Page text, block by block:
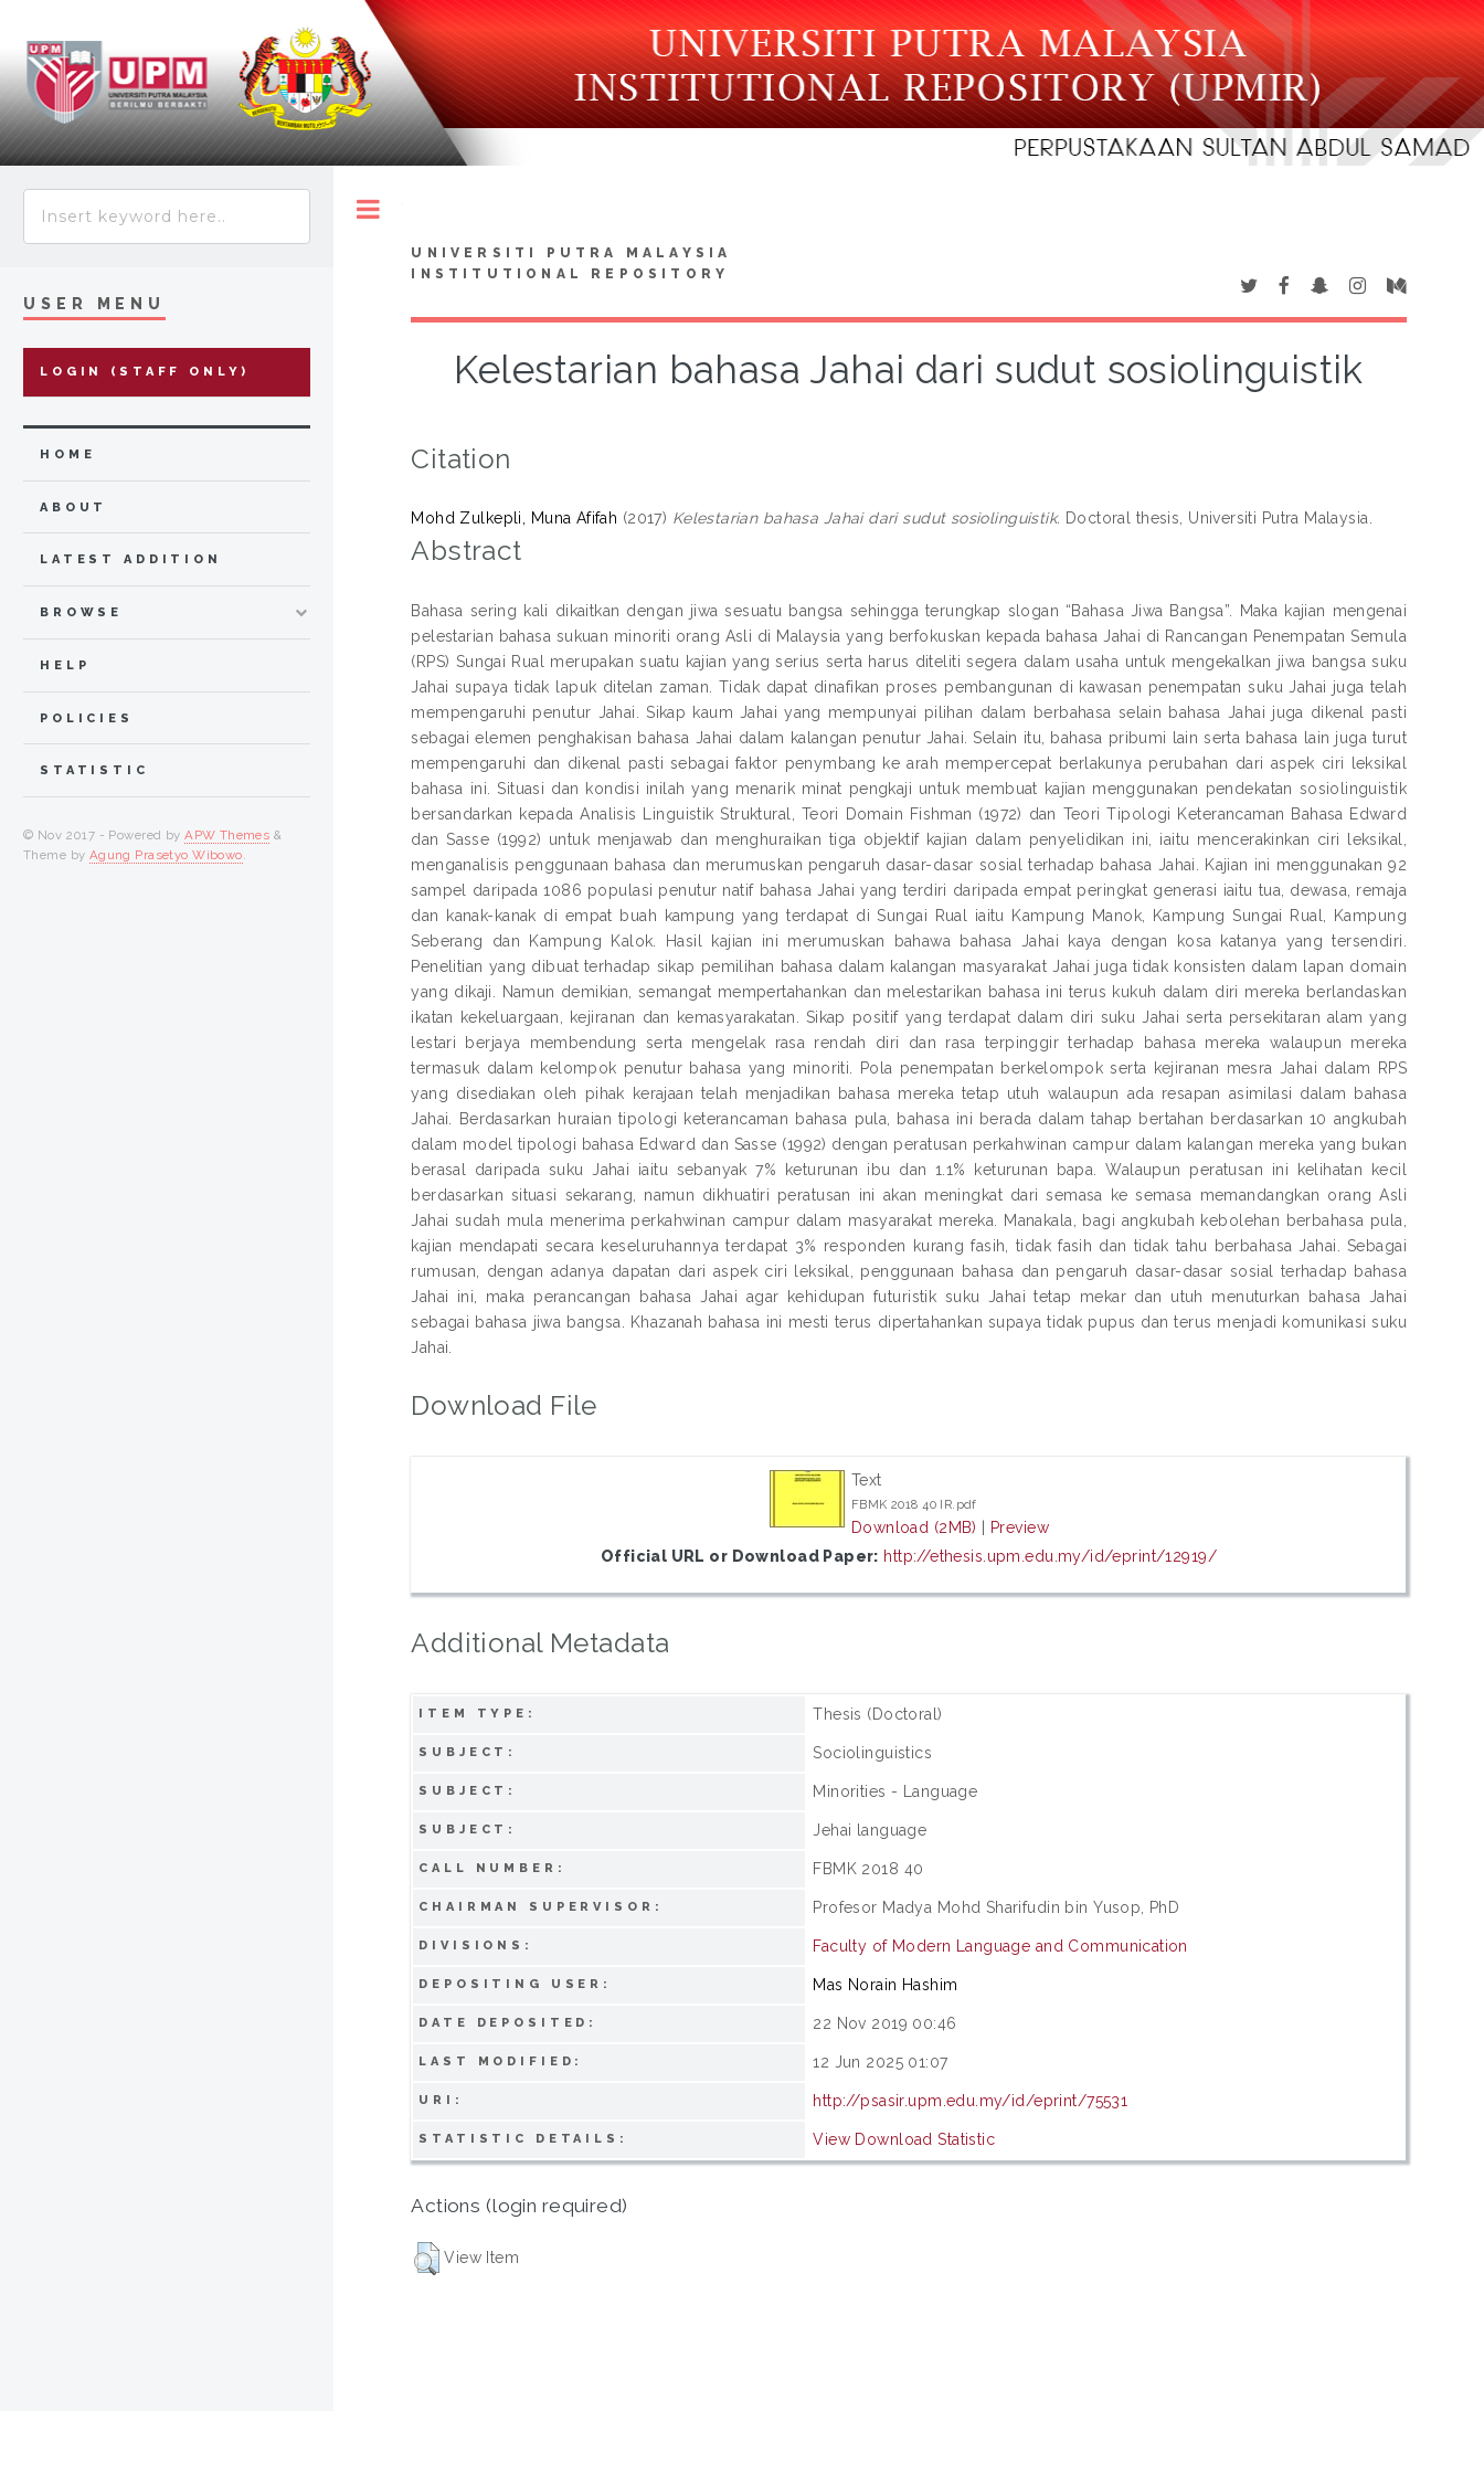
UNIVERSITI PUTRA MALAYSIA
INSTITUTIONAL REPOSITORY
Kelestarian bahasa Jahai dari sudut sosiolinguistik
Citation
Mohd Zulkepli, Muna Afifah (2017) Kelestarian bahasa Jahai dari sudut sosiolinguistik. Doctoral thesis, Universiti Putra Malaysia.
Abstract
Bahasa sering kali dikaitkan dengan jiwa sesuatu bangsa sehingga terungkap slogan “Bahasa Jiwa Bangsa”. Maka kajian mengenai
pelestarian bahasa sukuan minoriti orang Asli di Malaysia yang berfokuskan kepada bahasa Jahai di Rancangan Penempatan Semula
(RPS) Sungai Rual merupakan suatu kajian yang serius serta harus diteliti segera dalam usaha untuk mengekalkan jiwa bangsa suku
Jahai supaya tidak lapuk ditelan zaman. Tidak dapat dinafikan proses pembangunan di kawasan penempatan suku Jahai juga telah
mempengaruhi penutur Jahai. Sikap kaum Jahai yang mempunyai pilihan dalam berbahasa selain bahasa Jahai juga dikenal pasti
sebagai elemen penghakisan bahasa Jahai dalam kalangan penutur Jahai. Selain itu, bahasa pribumi lain serta bahasa lain juga turut
mempengaruhi dan dikenal pasti sebagai faktor penymbang ke arah mempercepat berlakunya perubahan dari aspek ciri leksikal
bahasa ini. Situasi dan kondisi inilah yang menarik minat pengkaji untuk membuat kajian menggunakan pendekatan sosiolinguistik
bersandarkan kepada Analisis Linguistik Struktural, Teori Domain Fishman (1972) dan Teori Tipologi Keterancaman Bahasa Edward
dan Sasse (1992) untuk menjawab dan menghuraikan tiga objektif kajian dalam penyelidikan ini, iaitu mencerakinkan ciri leksikal,
menganalisis penggunaan bahasa dan merumuskan pengaruh dasar-dasar sosial terhadap bahasa Jahai. Kajian ini menggunakan 92
sampel daripada 1086 populasi penutur natif bahasa Jahai yang terdiri daripada empat peringkat generasi iaitu tua, dewasa, remaja
dan kanak-kanak di empat buah kampung yang terdapat di Sungai Rual iaitu Kampung Manok, Kampung Sungai Rual, Kampung
Seberang dan Kampung Kalok. Hasil kajian ini merumuskan bahawa bahasa Jahai kaya dengan kosa katanya yang tersendiri.
Penelitian yang dibuat terhadap sikap pemilihan bahasa dalam kalangan masyarakat Jahai juga tidak konsisten dalam lapan domain
yang dikaji. Namun demikian, semangat mempertahankan dan melestarikan bahasa ini terus kukuh dalam diri mereka berlandaskan
ikatan kekeluargaan, kejiranan dan kemasyarakatan. Sikap positif yang terdapat dalam diri suku Jahai serta persekitaran alam yang
lestari berjaya membendung serta mengelak rasa rendah diri dan rasa terpinggir terhadap bahasa mereka walaupun mereka
termasuk dalam kelompok penutur bahasa yang minoriti. Pola penempatan berkelompok serta kejiranan mesra Jahai dalam RPS
yang disediakan oleh pihak kerajaan telah menjadikan bahasa mereka tetap utuh walaupun ada resapan asimilasi dalam bahasa
Jahai. Berdasarkan huraian tipologi keterancaman bahasa pula, bahasa ini berada dalam tahap bertahan berdasarkan 10 angkubah
dalam model tipologi bahasa Edward dan Sasse (1992) dengan peratusan perkahwinan campur dalam kalangan mereka yang bukan
berasal daripada suku Jahai iaitu sebanyak 7% keturunan ibu dan 1.1% keturunan bapa. Walaupun peratusan ini kelihatan kecil
berdasarkan situasi sekarang, namun dikhuatiri peratusan ini akan meningkat dari semasa ke semasa memandangkan orang Asli
Jahai sudah mula menerima perkahwinan campur dalam masyarakat mereka. Manakala, bagi angkubah kebolehan berbahasa pula,
kajian mendapati secara keseluruhannya terdapat 3% responden kurang fasih, tidak fasih dan tidak tahu berbahasa Jahai. Sebagai
rumusan, dengan adanya dapatan dari aspek ciri leksikal, penggunaan bahasa dan pengaruh dasar-dasar sosial terhadap bahasa
Jahai ini, maka perancangan bahasa Jahai agar kehidupan futuristik suku Jahai tetap mekar dan utuh menuturkan bahasa Jahai
sebagai bahasa jiwa bangsa. Khazanah bahasa ini mesti terus dipertahankan supaya tidak pupus dan terus menjadi komunikasi suku
Jahai.
Download File
Text
FBMK 2018 40 IR.pdf
Download (2MB) | Preview
Official URL or Download Paper: http://ethesis.upm.edu.my/id/eprint/12919/
Additional Metadata
ITEM TYPE: Thesis (Doctoral)
SUBJECT: Sociolinguistics
SUBJECT: Minorities - Language
SUBJECT: Jehai language
CALL NUMBER: FBMK 2018 40
CHAIRMAN SUPERVISOR: Profesor Madya Mohd Sharifudin bin Yusop, PhD
DIVISIONS: Faculty of Modern Language and Communication
DEPOSITING USER: Mas Norain Hashim
DATE DEPOSITED: 22 Nov 2019 00:46
LAST MODIFIED: 12 Jun 2025 01:07
URI: http://psasir.upm.edu.my/id/eprint/75531
STATISTIC DETAILS: View Download Statistic
Actions (login required)
View Item
USER MENU
LOGIN (STAFF ONLY)
HOME
ABOUT
LATEST ADDITION
BROWSE
HELP
POLICIES
STATISTIC
© Nov 2017 - Powered byAPW Themes &
Theme by Agung Prasetyo Wibowo.